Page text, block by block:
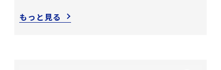
もっと見る